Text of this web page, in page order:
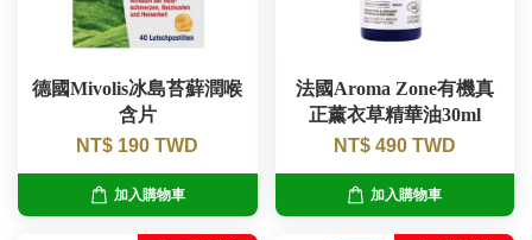
德國Mivolis冰島苔蘚潤喉
含片
NT$ 190 TWD
加入購物車
法國Aroma Zone有機真
正薰衣草精華油30ml
NT$ 490 TWD
加入購物車